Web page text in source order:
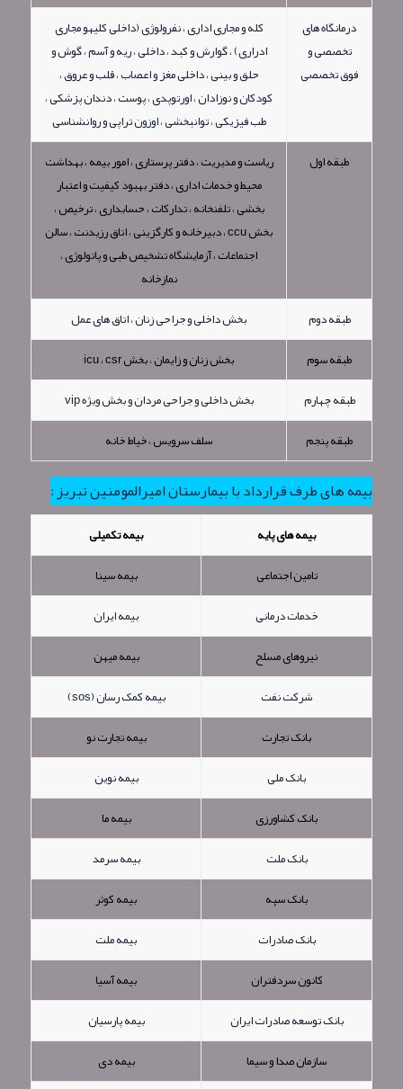
درمانگاه های
تخصصی و
فوق تخصصی
کله و مجاری اداری ، نفرولوژی (داخلی کلیهو مجاری
ادراری) ، گوارش و کبد ، داخلی ، ریه و آسم ، گوش و
حلق و بینی ، داخلی مغز و اعصاب ، قلب و عروق ،
کودکان و نوزادان ، اورتوپدی ، پوست ، دندان پزشکی ،
طب فیزیکی ، توانبخشی ، اوزون تراپی و روانشناسی
طبقه اول
ریاست و مدیریت ، دفتر پرستاری ، امور بیمه ، بهداشت
محیط و خدمات اداری ، دفتر بهبود کیفیت و اعتبار
بخشی ، تلفنخانه ، تدارکات ، حسابداری ، ترخیص ،
بخش ccu ، دبیرخانه و کارگزینی ، اتاق رزیدنت ، سالن
اجتماعات ، آزمایشگاه تشخیص طبی و پاتولوژی ،
نمازخانه
طبقه دوم
بخش داخلی و جراحی زنان ، اتاق های عمل
طبقه سوم
بخش زنان و زایمان ، بخش icu ، csr
طبقه چهارم
بخش داخلی و جراحی مردان و بخش ویژه vip
طبقه پنجم
سلف سرویس ، خیاط خانه
بیمه های طرف قرارداد با بیمارستان امیرالمومنین تبریز :
بیمه های پایه
بیمه تکمیلی
تامین اجتماعی
بیمه سینا
خدمات درمانی
بیمه ایران
نیروهای مسلح
بیمه میهن
شرکت نفت
بیمه کمک رسان (sos)
بانک تجارت
بیمه تجارت نو
بانک ملی
بیمه نوین
بانک کشاورزی
بیمه ما
بانک ملت
بیمه سرمد
بانک سپه
بیمه کوثر
بانک صادرات
بیمه ملت
کانون سردفتران
بیمه آسیا
بانک توسعه صادرات ایران
بیمه پارسیان
سازمان صدا و سیما
بیمه دی